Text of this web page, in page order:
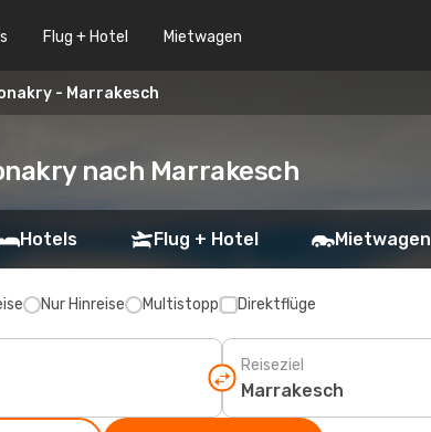
Flug + Hotel Mietwagen
- Marrakesch
nach Marrakesch
Hotels Flug + Hotel Mietwagen
Nur Hinreise Multistopp Direktflüge
Reiseziel